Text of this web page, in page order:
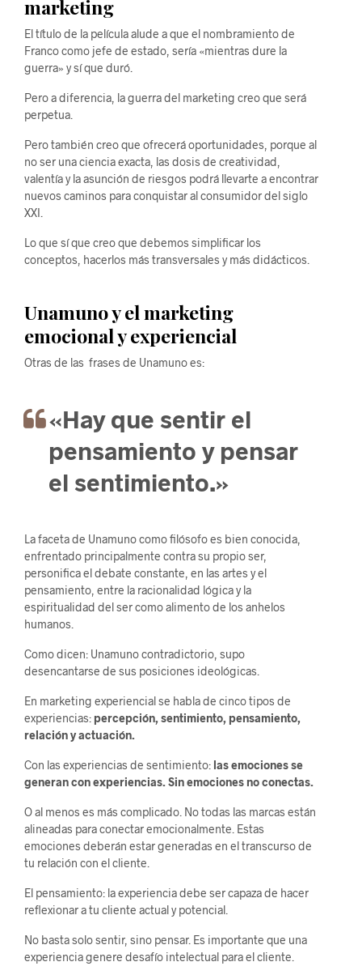
marketing
El título de la película alude a que el nombramiento de
Franco como jefe de estado, sería «mientras dure la
guerra» y sí que duró.
Pero a diferencia, la guerra del marketing creo que será
perpetua.
Pero también creo que ofrecerá oportunidades, porque al
no ser una ciencia exacta, las dosis de creatividad,
valentía y la asunción de riesgos podrá llevarte a encontrar
nuevos caminos para conquistar al consumidor del siglo
XXI.
Lo que sí que creo que debemos simplificar los
conceptos, hacerlos más transversales y más didácticos.
Unamuno y el marketing
emocional y experiencial
Otras de las frases de Unamuno es:
«Hay que sentir el
pensamiento y pensar
el sentimiento.»
La faceta de Unamuno como filósofo es bien conocida,
enfrentado principalmente contra su propio ser,
personifica el debate constante, en las artes y el
pensamiento, entre la racionalidad lógica y la
espiritualidad del ser como alimento de los anhelos
humanos.
Como dicen: Unamuno contradictorio, supo
desencantarse de sus posiciones ideológicas.
En marketing experiencial se habla de cinco tipos de
experiencias: percepción, sentimiento, pensamiento,
relación y actuación.
Con las experiencias de sentimiento: las emociones se
generan con experiencias. Sin emociones no conectas.
O al menos es más complicado. No todas las marcas están
alineadas para conectar emocionalmente. Estas
emociones deberán estar generadas en el transcurso de
tu relación con el cliente.
El pensamiento: la experiencia debe ser capaza de hacer
reflexionar a tu cliente actual y potencial.
No basta solo sentir, sino pensar. Es importante que una
experiencia genere desafío intelectual para el cliente.